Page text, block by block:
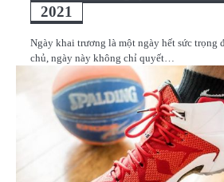
2021
Ngày khai trương là một ngày hết sức trọng
chủ, ngày này không chỉ quyết…